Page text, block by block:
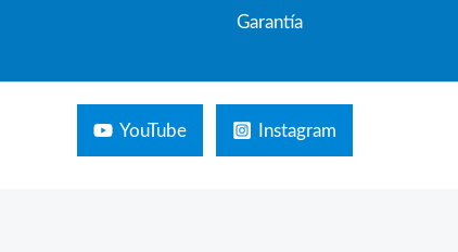
Garantía
YouTube Instagram